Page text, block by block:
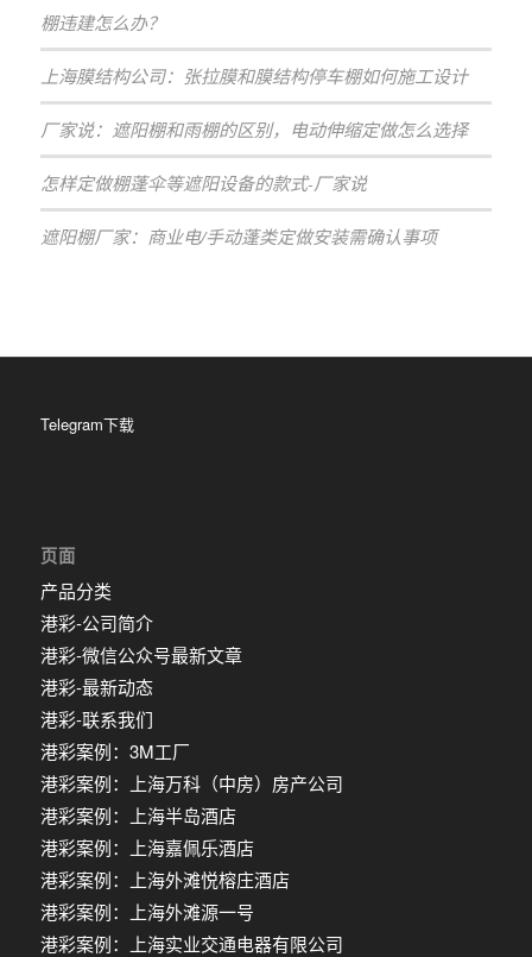
棚违建怎么办？
上海膜结构公司：张拉膜和膜结构停车棚如何施工设计
厂家说：遮阳棚和雨棚的区别，电动伸缩定做怎么选择
怎样定做棚蓬伞等遮阳设备的款式-厂家说
遮阳棚厂家：商业电/手动蓬类定做安装需确认事项
Telegram下载
页面
产品分类
港彩-公司简介
港彩-微信公众号最新文章
港彩-最新动态
港彩-联系我们
港彩案例：3M工厂
港彩案例：上海万科（中房）房产公司
港彩案例：上海半岛酒店
港彩案例：上海嘉佩乐酒店
港彩案例：上海外滩悦榕庄酒店
港彩案例：上海外滩源一号
港彩案例：上海实业交通电器有限公司